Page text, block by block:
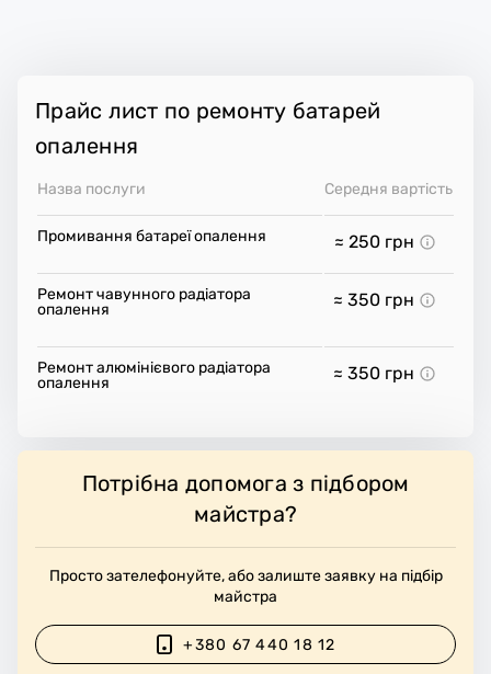
Прайс лист по ремонту батарей
опалення
Назва послуги Середня вартість
Промивання батареї опалення ≈ 250 грн
Ремонт чавунного радіатора
опалення
≈ 350 грн
Ремонт алюмінієвого радіатора
опалення
≈ 350 грн
Потрібна допомога з підбором
майстра?
Просто зателефонуйте, або залиште заявку на підбір
майстра
+380 67 440 18 12